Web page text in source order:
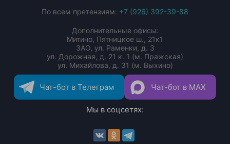
По всем претензиям: +7 (926) 392-39-88
Дополнительные офисы:
Митино, Пятницкое ш., 21к1
ЗАО, ул. Раменки, д. 3
ул. Дорожная, д. 21 к. 1 (м. Пражская)
ул. Михайлова, д. 31 (м. Выхино)
Чат-бот в Телеграм Чат-бот в MAX
Мы в соцсетях: